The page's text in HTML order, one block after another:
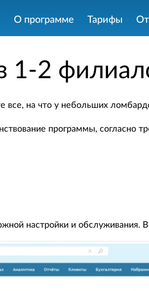
О программе Тарифы
1-2
все, на что у небольших
программы, согласно
настройки и обслуживания.